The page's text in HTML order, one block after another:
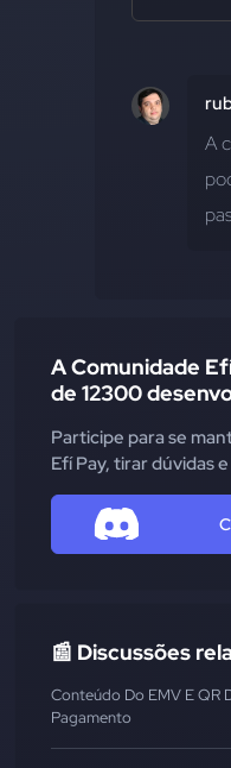
A
A Comunidade
de 12300
Participe para se
Efí Pay, tirar dúvidas
📰 Discussões
Conteúdo Do EMV E QR
Pagamento